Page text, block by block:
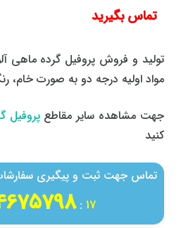
تماس بگیرید
تولید و فروش پروفیل گرده ماهی
مواد اولیه درجه دو به صورت خام،
جهت مشاهده سایر مقاطعپروفیل
کنید
تماس جهت ثبت و پیگیری
17
:
021